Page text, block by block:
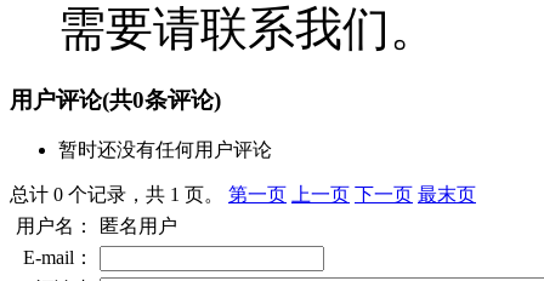
需要请联系我们。
用户评论(共0条评论)
暂时还没有任何用户评论
总计 0 个记录，共 1 页。 第一页 上一页 下一页 最末页
用户名：
匿名用户
E-mail：